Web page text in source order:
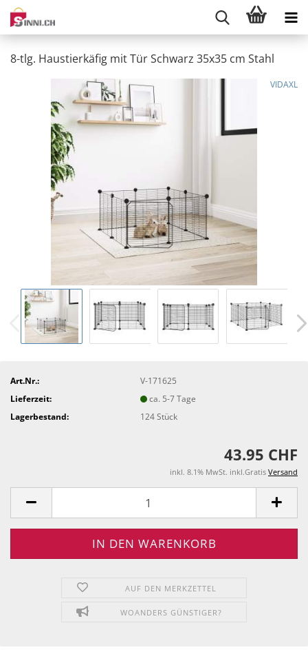
8-tlg. Haustierkäfig mit Tür Schwarz 35x35 cm Stahl
VIDAXL
Art.Nr.:
V-171625
Lieferzeit:
ca. 5-7 Tage
Lagerbestand:
124Stück
43.95 CHF
inkl. 8.1% MwSt. inkl.Gratis Versand
AUF DEN MERKZETTEL
WOANDERS GÜNSTIGER?